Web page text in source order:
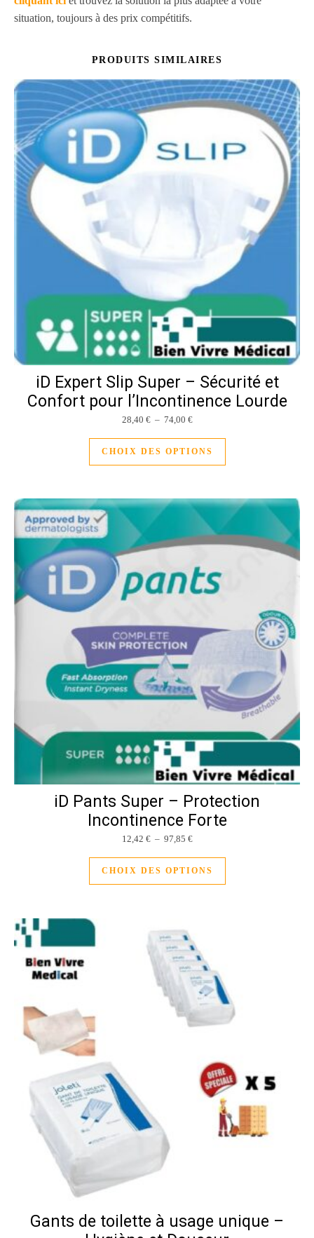
situation, toujours à des prix compétitifs.
PRODUITS SIMILAIRES
iD Expert Slip Super – Sécurité et
Confort pour l’Incontinence Lourde
28,40 € – 74,00 €Plage de prix : 28,40 € à 74,00 €
CHOIX DES OPTIONS
iD Pants Super – Protection
Incontinence Forte
12,42 € – 97,85 €Plage de prix : 12,42 € à 97,85 €
CHOIX DES OPTIONS
Gants de toilette à usage unique –